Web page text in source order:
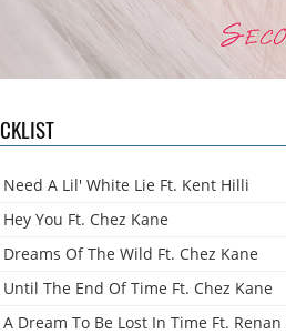
Need A Lil' White Lie Ft. Kent Hilli
Hey You Ft. Chez Kane
Dreams Of The Wild Ft. Chez Kane
Until The End Of Time Ft. Chez Kane
A Dream To Be Lost In Time Ft. Renan